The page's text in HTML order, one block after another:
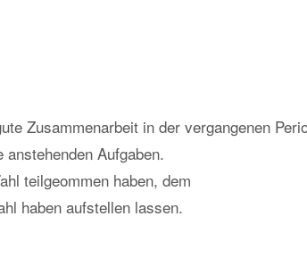
Zusammenarbeit in der vergangenen
Aufgaben.
teilgeommen haben, dem
haben aufstellen lassen.